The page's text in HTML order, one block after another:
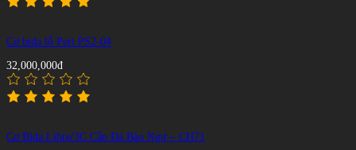
Cơ bida lỗ Peri PS2-04
32,000,000đ
Cơ Bida Libre/3C Cẩn Đá Bào Ngư – CH71